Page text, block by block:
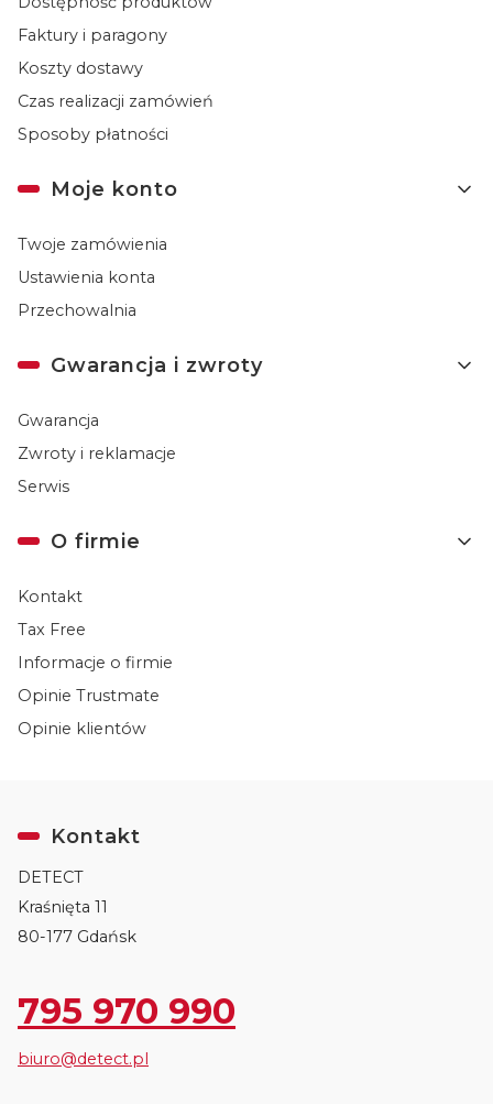
Faktury i paragony
Koszty dostawy
Czas realizacji zamówień
Sposoby płatności
Moje konto
Twoje zamówienia
Ustawienia konta
Przechowalnia
Gwarancja i zwroty
Gwarancja
Zwroty i reklamacje
Serwis
O firmie
Kontakt
Tax Free
Informacje o firmie
Opinie Trustmate
Opinie klientów
Kontakt
DETECT
Kraśnięta 11
80-177 Gdańsk
795 970 990
biuro@detect.pl